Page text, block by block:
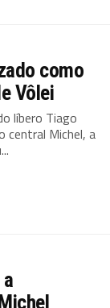
como
Vôlei
líbero Tiago
central Michel, a